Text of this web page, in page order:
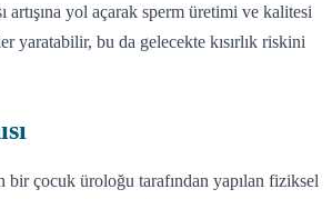
artışına yol açarak sperm üretimi ve kalitesi
yaratabilir, bu da gelecekte kısırlık riskini
bir çocuk üroloğu tarafından yapılan fiziksel